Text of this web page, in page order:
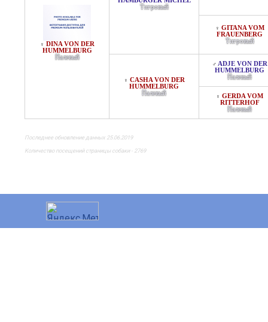
♀ DINA VON DER
HUMMELBURG
Палевый
Тигровый
♀ GITANA VOM
FRAUENBERG
Тигровый
♀ CASHA VON DER
HUMMELBURG
Палевый
♂ ADJE VON DER
HUMMELBURG
Палевый
♀ GERDA VOM
RITTERHOF
Палевый
Последнее обновление данных 25.06.2019
Количество посещений страницы собаки - 2769